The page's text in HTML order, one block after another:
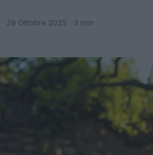
· 29 Ottobre 2025 · 3 min